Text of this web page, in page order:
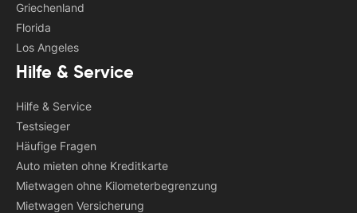
Griechenland
Florida
Los Angeles
Hilfe & Service
Hilfe & Service
Testsieger
Häufige Fragen
Auto mieten ohne Kreditkarte
Mietwagen ohne Kilometerbegrenzung
Mietwagen Versicherung